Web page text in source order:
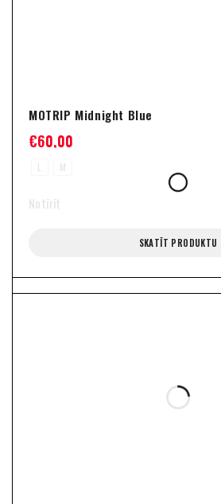
MOTRIP Midnight Blue
€60,00
L M
Notīrīt
SKATĪT PRODUKTU